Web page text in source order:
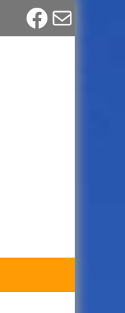
Email